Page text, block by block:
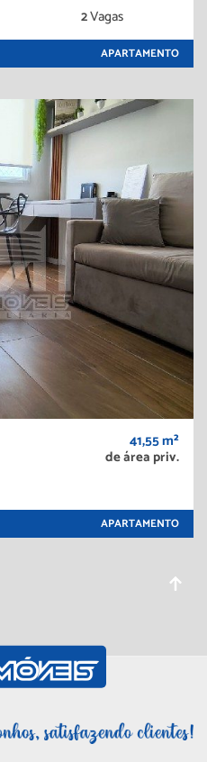
2Vagas
APARTAMENTO
41,55 m²
de área priv.
APARTAMENTO